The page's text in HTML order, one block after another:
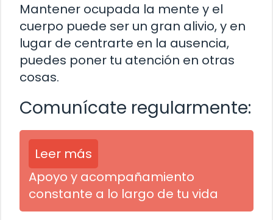
Mantener ocupada la mente y el
cuerpo puede ser un gran alivio, y en
lugar de centrarte en la ausencia,
puedes poner tu atención en otras
cosas.
Comunícate regularmente:
Leer más
Apoyo y acompañamiento
constante a lo largo de tu vida